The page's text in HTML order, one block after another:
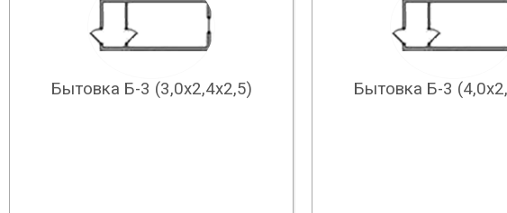
Бытовка Б-3 (3,0х2,4х2,5) Бытовка Б-3